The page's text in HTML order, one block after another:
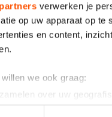
verwerken je
op uw apparaat op te
en content,
we ook graag:
over uw
door het
en
2000–
- Wezep
Sport
- Apeldoorn
Shop- Nijmegen